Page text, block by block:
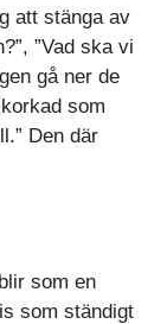
att stänga av
”Vad ska vi
gå ner de
som
Den där
som en
som ständigt